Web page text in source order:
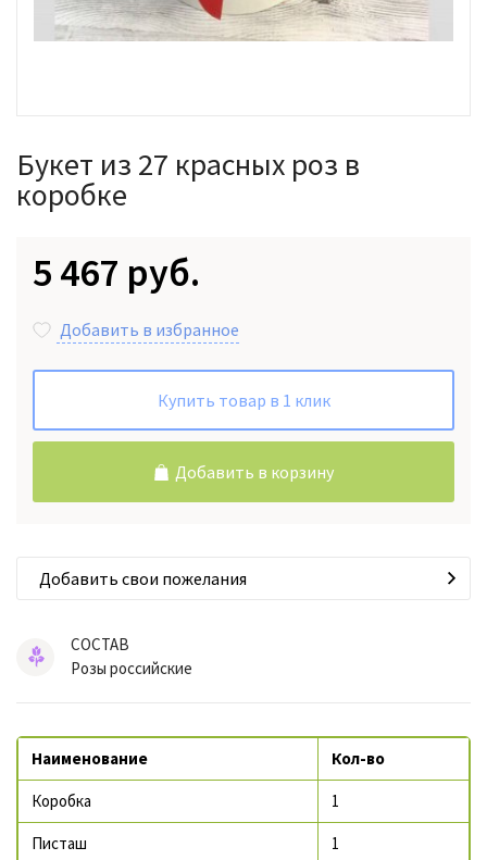
Букет из 27 красных роз в
коробке
5 467 руб.
Добавить в избранное
Купить товар в 1 клик
Добавить в корзину
Добавить свои пожелания
СОСТАВ
Розы российские
Наименование Кол-во
Коробка 1
Писташ 1